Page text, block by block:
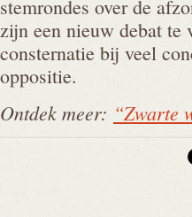
stemrondes over de
zijn een nieuw debat te
consternatie bij veel
oppositie.
Ontdek meer: “Zwarte